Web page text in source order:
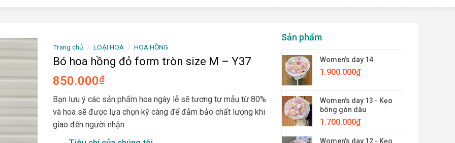
Sản phẩm
Women's day 14
1.900.000₫
Women's day 13 - Kẹo
bông gòn dâu
1.700.000₫
Women's day 12 - Kẹo
Trang chủ / LOẠI HOA / HOA HỒNG
Bó hoa hồng đỏ form tròn size M – Y37
850.000₫
Bạn lưu ý các sản phẩm hoa ngày lễ sẽ tương tự mẫu từ 80%
và hoa sẽ được lựa chọn kỹ càng để đảm bảo chất lượng khi
giao đến người nhận